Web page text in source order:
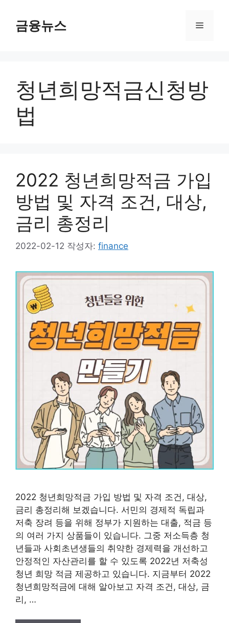
금융뉴스 메
청년희망적금신청방
법
2022 청년희망적금 가입
방법 및 자격 조건, 대상,
금리 총정리
2022-02-12 작성자: finance
2022 청년희망적금 가입 방법 및 자격 조건, 대상,
금리 총정리해 보겠습니다. 서민의 경제적 독립과
저축 장려 등을 위해 정부가 지원하는 대출, 적금 등
의 여러 가지 상품들이 있습니다. 그중 저소득층 청
년들과 사회초년생들의 취약한 경제력을 개선하고
안정적인 자산관리를 할 수 있도록 2022년 저축성
청년 희망 적금 제공하고 있습니다. 지금부터 2022
청년희망적금에 대해 알아보고 자격 조건, 대상, 금
리, …